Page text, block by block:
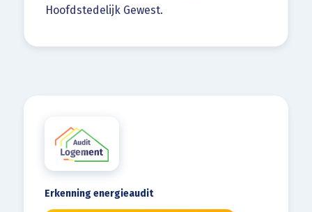
Hoofdstedelijk Gewest.
Erkenning energieaudit